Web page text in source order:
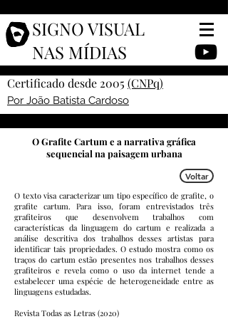
SIGNO VISUAL
NAS MÍDIAS
Certificado desde 2005 (CNPq)
Por João Batista Cardoso
O Grafite Cartum e a narrativa gráfica
sequencial na paisagem urbana
Voltar
O texto visa caracterizar um tipo específico de grafite, o
grafite cartum. Para isso, foram entrevistados três
grafiteiros que desenvolvem trabalhos com
características da linguagem do cartum e realizada a
análise descritiva dos trabalhos desses artistas para
identificar tais propriedades. O estudo mostra como os
traços do cartum estão presentes nos trabalhos desses
grafiteiros e revela como o uso da internet tende a
estabelecer uma espécie de heterogeneidade entre as
linguagens estudadas.
Revista Todas as Letras (2020)